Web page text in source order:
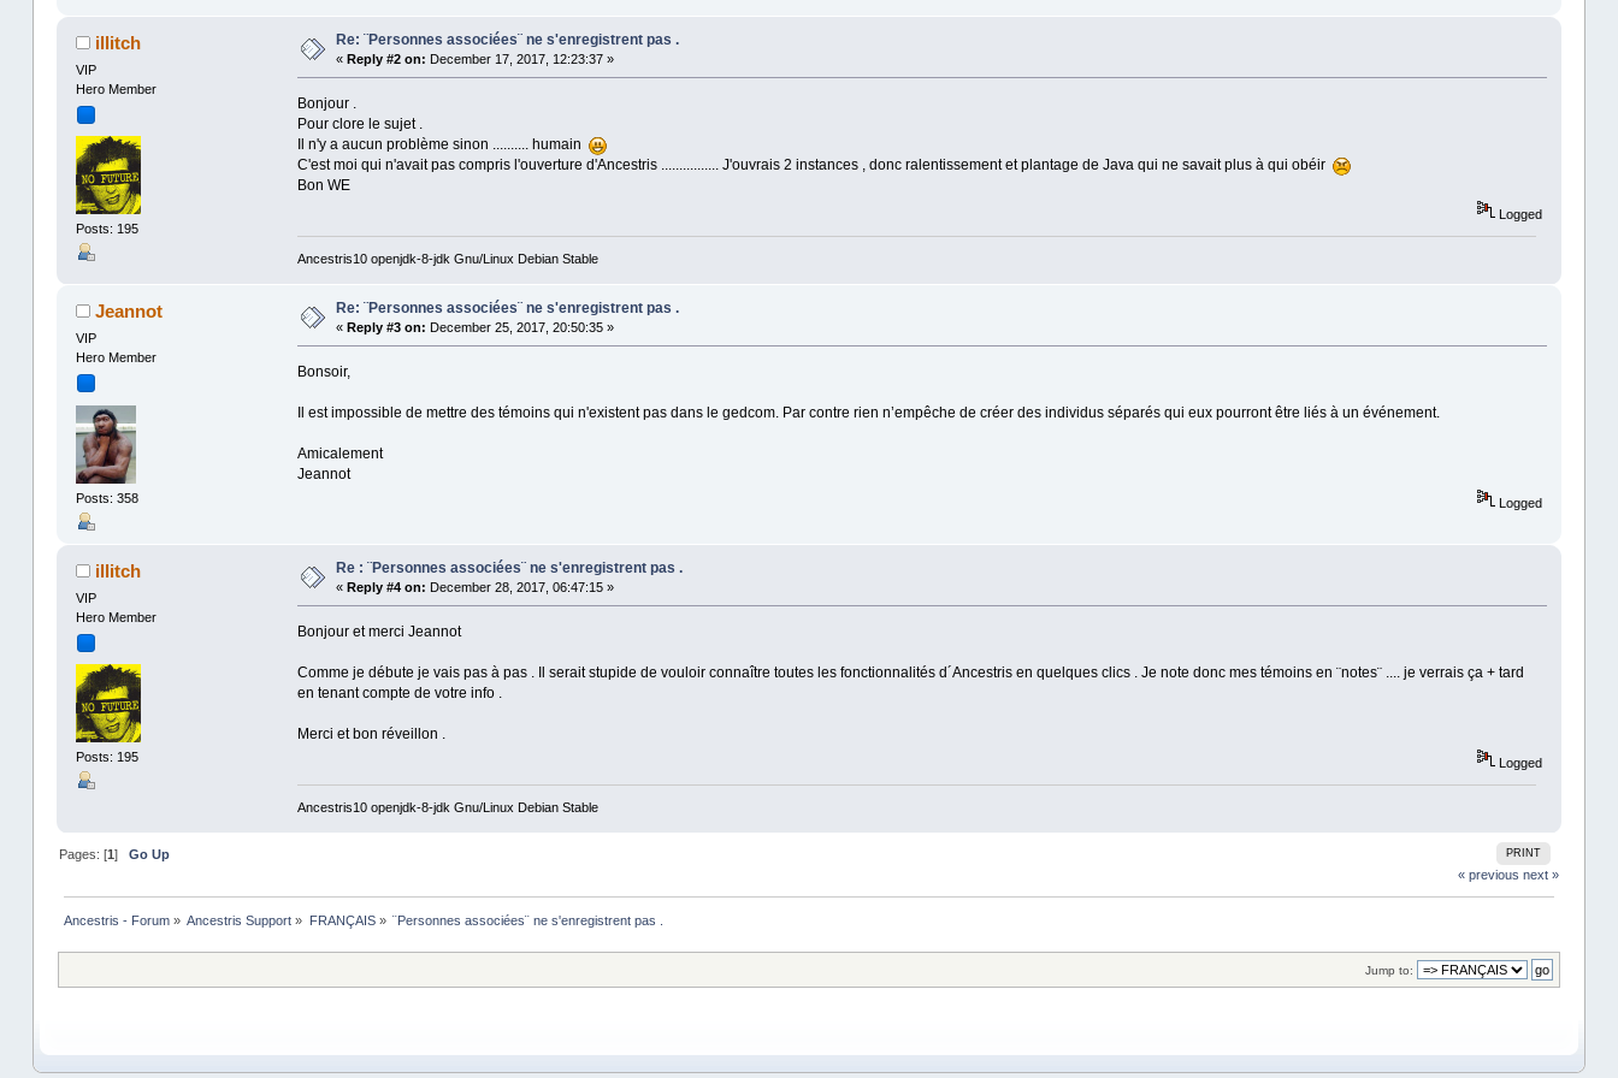
at java.awt.EventDispatchThread.pumpOneEventForFilters(EventDispatchThread.java:218)
at java.awt.EventDispatchThread.pumpEventsForFilter(EventDispatchThread.java:133)
at java.awt.EventDispatchThread.pumpEventsForHierarchy(EventDispatchThread.java:122)
at java.awt.EventDispatchThread.pumpEvents(EventDispatchThread.java:110)
at java.awt.EventDispatchThread.run(EventDispatchThread.java:91)
illitch
VIP
Hero Member
Posts: 195
Re: ¨Personnes associées¨ ne s'enregistrent pas .
« Reply #2 on: December 17, 2017, 12:23:37 »
Bonjour .
Pour clore le sujet .
Il n'y a aucun problème sinon .......... humain
C'est moi qui n'avait pas compris l'ouverture d'Ancestris ................ J'ouvrais 2 instances , donc ralentissement et plantage de Java qui ne savait plus à qui obéir
Bon WE
Logged
Ancestris10 openjdk-8-jdk Gnu/Linux Debian Stable
Jeannot
VIP
Hero Member
Posts: 358
Re: ¨Personnes associées¨ ne s'enregistrent pas .
« Reply #3 on: December 25, 2017, 20:50:35 »
Bonsoir,
Il est impossible de mettre des témoins qui n'existent pas dans le gedcom. Par contre rien n’empêche de créer des individus séparés qui eux pourront être liés à un événement.
Amicalement
Jeannot
Logged
illitch
VIP
Hero Member
Posts: 195
Re : ¨Personnes associées¨ ne s'enregistrent pas .
« Reply #4 on: December 28, 2017, 06:47:15 »
Bonjour et merci Jeannot
Comme je débute je vais pas à pas . Il serait stupide de vouloir connaître toutes les fonctionnalités d´Ancestris en quelques clics . Je note donc mes témoins en ¨notes¨ .... je verrais ça + tard
en tenant compte de votre info .
Merci et bon réveillon .
Logged
Ancestris10 openjdk-8-jdk Gnu/Linux Debian Stable
PRINT
Pages: [1]Go Up
« previous next »
Ancestris - Forum » Ancestris Support » FRANÇAIS» ¨Personnes associées¨ ne s'enregistrent pas .
Jump to: